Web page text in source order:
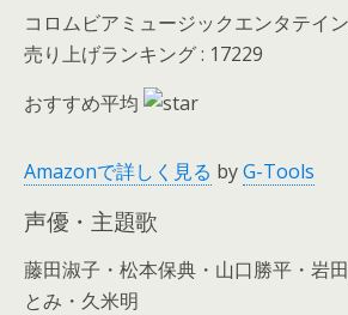
コロムビアミュージックエンタテイ
売り上げランキング : 17229
おすすめ平均
Amazonで詳しく見る byG-Tools
声優・主題歌
藤田淑子・松本保典・山口勝平・岩
とみ・久米明